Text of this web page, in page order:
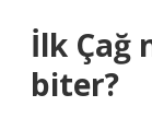
İlk Çağ
biter?